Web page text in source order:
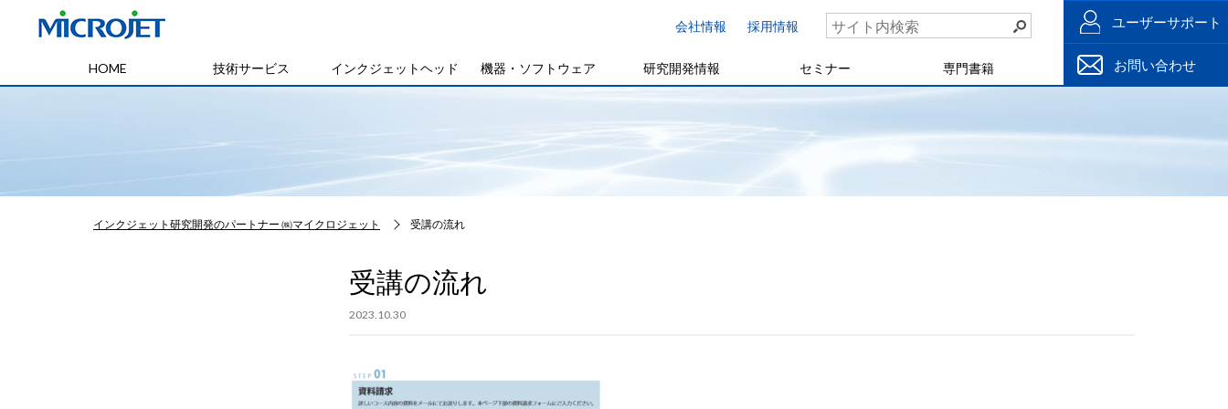
会社情報 採用情報
HOME 技術サービス インクジェットヘッド 機器・ソフトウェア 研究開発情報 セミナー 専門書籍
ユーザーサポート
お問い合わせ
インクジェット研究開発のパートナー ㈱マイクロジェット 受講の流れ
受講の流れ
2023.10.30